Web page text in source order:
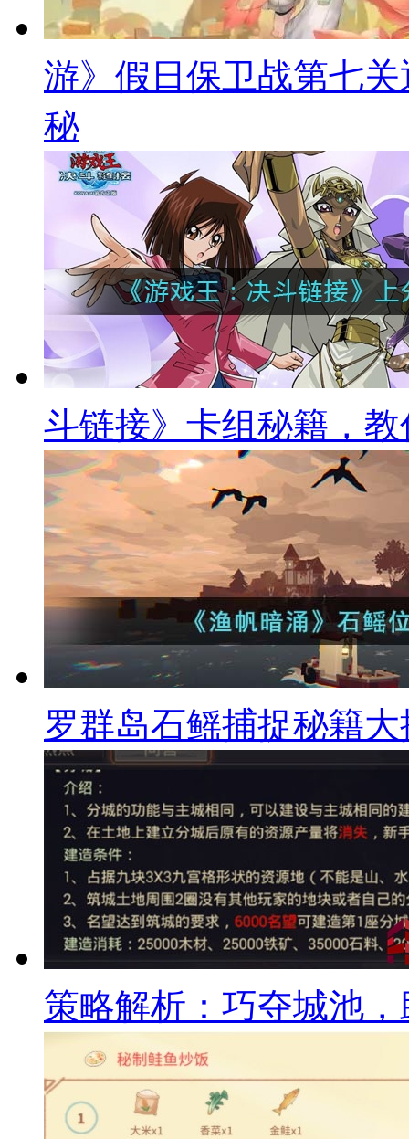
游》假日保卫战第七
秘
斗链接》卡组秘籍，
罗群岛石鳐捕捉秘籍
策略解析：巧夺城池